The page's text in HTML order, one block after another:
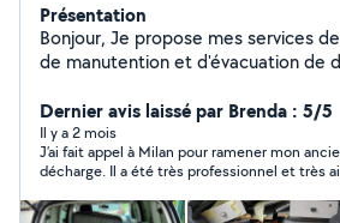
Présentation
Bonjour, Je propose mes services
de manutention et d'évacuation de
prends pas la tête, toujours à trouver
Disponible pour toute demande
Dernier avis laissé par Brenda : 5/5
Il y a 2 mois
J’ai fait appel à Milan pour ramener mon
décharge. Il a été très professionnel et très